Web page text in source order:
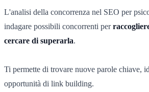
L'analisi della concorrenza nel SEO per
indagare possibili concorrenti per
cercare di superarla.
Ti permette di trovare nuove parole chiave,
opportunità di link building.